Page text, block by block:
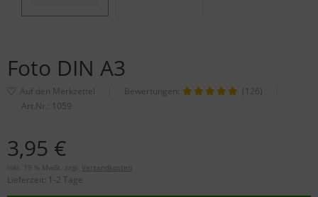
Foto DIN A3
Bewertungen:
(126)
Art.Nr.: 1059
3,95 €
inkl. 19 % MwSt. zzgl. Versandkosten
Lieferzeit: 1-2 Tage